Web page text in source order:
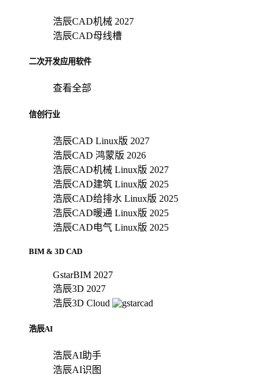
浩辰CAD机械 2027
浩辰CAD母线槽
二次开发应用软件
查看全部
信创行业
浩辰CAD Linux版 2027
浩辰CAD 鸿蒙版 2026
浩辰CAD机械 Linux版 2027
浩辰CAD建筑 Linux版 2025
浩辰CAD给排水 Linux版 2025
浩辰CAD暖通 Linux版 2025
浩辰CAD电气 Linux版 2025
BIM & 3D CAD
GstarBIM 2027
浩辰3D 2027
浩辰3D Cloud
浩辰AI
浩辰AI助手
浩辰AI识图